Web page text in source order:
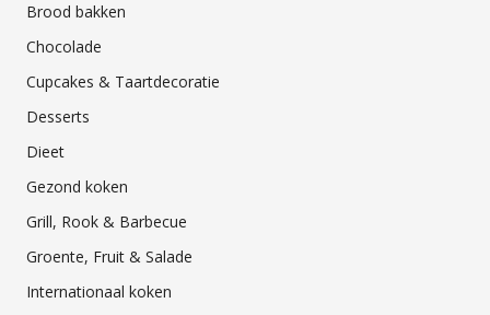
Brood bakken
Chocolade
Cupcakes & Taartdecoratie
Desserts
Dieet
Gezond koken
Grill, Rook & Barbecue
Groente, Fruit & Salade
Internationaal koken